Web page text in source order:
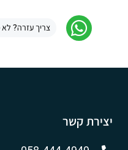
צריך עזרה?
יצירת קשר